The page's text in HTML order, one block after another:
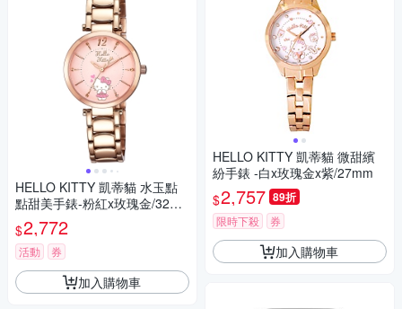
HELLO KITTY 凱蒂貓 水玉點
點甜美手錶-粉紅x玫瑰金/32m
m
$2,772
活動 券
加入購物車
HELLO KITTY 凱蒂貓 微甜繽
紛手錶 -白x玫瑰金x紫/27mm
$2,757 89折
限時下殺 券
加入購物車